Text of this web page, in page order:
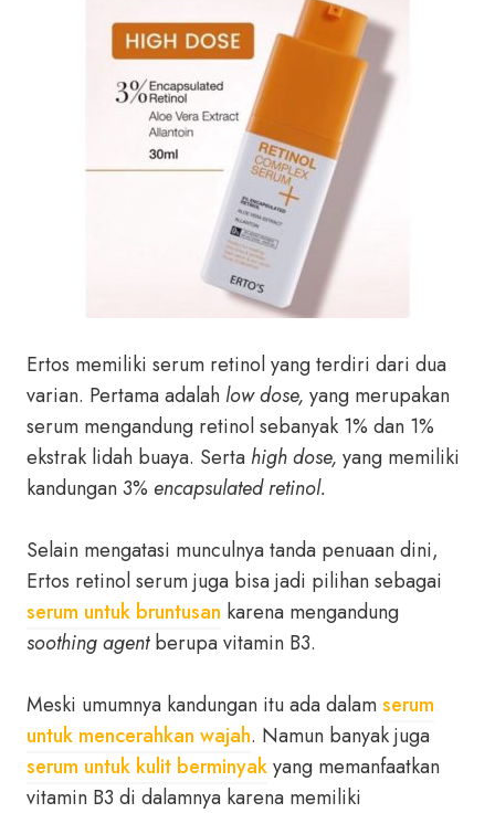
Ertos memiliki serum retinol yang terdiri dari dua
varian. Pertama adalah low dose, yang merupakan
serum mengandung retinol sebanyak 1% dan 1%
ekstrak lidah buaya. Serta high dose, yang memiliki
kandungan 3% encapsulated retinol.
Selain mengatasi munculnya tanda penuaan dini,
Ertos retinol serum juga bisa jadi pilihan sebagai
serum untuk bruntusan karena mengandung
soothing agentberupa vitamin B3.
Meski umumnya kandungan itu ada dalamserum
untuk mencerahkan wajah. Namun banyak juga
serum untuk kulit berminyakyang memanfaatkan
vitamin B3 di dalamnya karena memiliki